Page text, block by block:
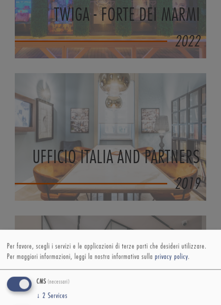
TWIGA - FORTE DEI MARMI
2022
UFFICIO ITALIA AND PARTNERS
2019
Per favore, scegli i servizi e le applicazioni di terze parti che desideri utilizzare.
Per maggiori informazioni, leggi la nostra informativa sulla privacy policy.
CMS (necessari)
↓ 2 Services